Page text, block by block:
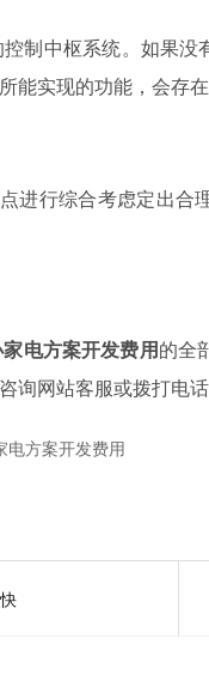
中枢系统。如果没
实现的功能，会存在
行综合考虑定出合
电方案开发费用的全
询网站客服或拨打电
电方案开发费用